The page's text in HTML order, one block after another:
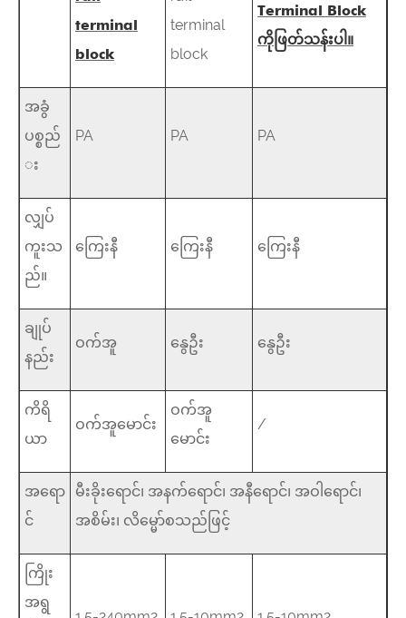
terminal
block
terminal
block
Terminal Block
ကိုဖြတ်သန်းပါ။
အခွံ
ပစ္စည်
း
PA PA PA
လျှပ်
ကူးသ
ည်။
ကြေးနီ ကြေးနီ ကြေးနီ
ချုပ်
နည်း
ဝက်အူ နွေဦး နွေဦး
ကိရိ
ယာ
ဝက်အူမောင်း
ဝက်အူ
မောင်း
/
အရော
င်
မီးခိုးရောင်၊ အနက်ရောင်၊ အနီရောင်၊ အဝါရောင်၊
အစိမ်း၊ လိမ္မော်စသည်ဖြင့်
ကြိုး
အရွ